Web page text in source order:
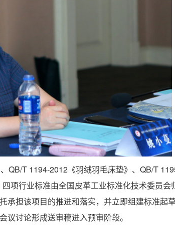
QB/T 1194-2012《羽绒羽毛床垫》、QB/T
项行业标准由全国皮革工业标准化技术委员
承担该项目的推进和落实，并立即组建标准起
议讨论形成送审稿进入预审阶段。